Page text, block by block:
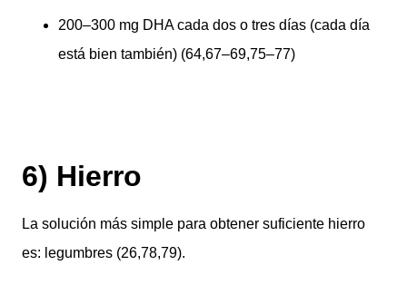
200–300 mg DHA cada dos o tres días (cada día
está bien también) (64,67–69,75–77)
6) Hierro
La solución más simple para obtener suficiente hierro
es: legumbres (26,78,79).